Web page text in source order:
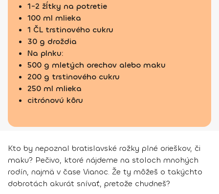
1-2 žĺtky na potretie
100 ml mlieka
1 ČL trstinového cukru
30 g droždia
Na plnku:
500 g mletých orechov alebo maku
200 g trstinového cukru
250 ml mlieka
citrónovú kôru
Kto by nepoznal bratislavské rožky plné orieškov, či
maku? Pečivo, ktoré nájdeme na stoloch mnohých
rodín, najmä v čase Vianoc. Že ty môžeš o takýchto
dobrotách akurát snívať, pretože chudneš?